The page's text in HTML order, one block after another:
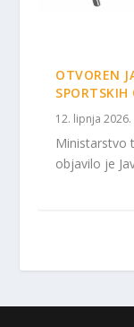
OTVOREN
12. lipnja 2026.
Ministarstvo
objavilo je